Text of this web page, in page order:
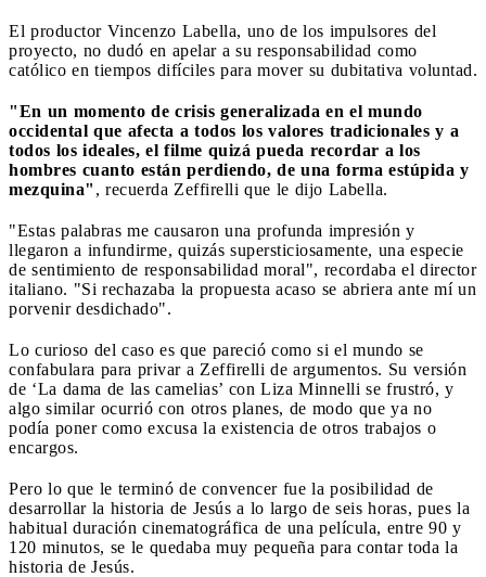
El productor Vincenzo Labella, uno de los impulsores del
proyecto, no dudó en apelar a su responsabilidad como
católico en tiempos difíciles para mover su dubitativa voluntad.
"En un momento de crisis generalizada en el mundo
occidental que afecta a todos los valores tradicionales y a
todos los ideales, el filme quizá pueda recordar a los
hombres cuanto están perdiendo, de una forma estúpida y
mezquina" , recuerda Zeffirelli que le dijo Labella.
"Estas palabras me causaron una profunda impresión y
llegaron a infundirme, quizás supersticiosamente, una especie
de sentimiento de responsabilidad moral", recordaba el director
italiano. "Si rechazaba la propuesta acaso se abriera ante mí un
porvenir desdichado".
Lo curioso del caso es que pareció como si el mundo se
confabulara para privar a Zeffirelli de argumentos. Su versión
de ‘La dama de las camelias’ con Liza Minnelli se frustró, y
algo similar ocurrió con otros planes, de modo que ya no
podía poner como excusa la existencia de otros trabajos o
encargos.
Pero lo que le terminó de convencer fue la posibilidad de
desarrollar la historia de Jesús a lo largo de seis horas, pues la
habitual duración cinematográfica de una película, entre 90 y
120 minutos, se le quedaba muy pequeña para contar toda la
historia de Jesús.